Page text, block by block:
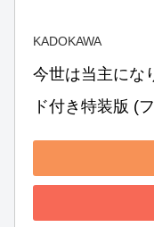
KADOKAWA
今世は当主にな
ド付き特装版 (